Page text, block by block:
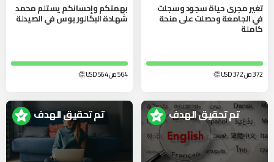
تغير مجرى حياة سجود وسجلت
في الجامعة وحصلت على منحة
كاملة
372 من 372 USD
👏
بهمتكم وإحسانكم يستلم محمد
شهادة البكالوريوس في الصيدلة
564 من 564 USD
👏
تم تحقيق الهدف تم تحقيق الهدف